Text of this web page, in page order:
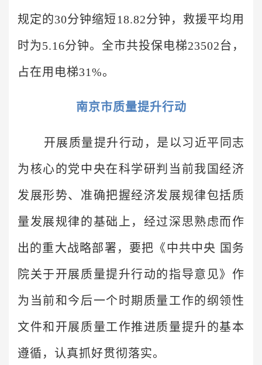
规定的30分钟缩短18.82分钟，救援平均用
时为5.16分钟。全市共投保电梯23502台，
占在用电梯31%。
南京市质量提升行动
开展质量提升行动，是以习近平同志
为核心的党中央在科学研判当前我国经济
发展形势、准确把握经济发展规律包括质
量发展规律的基础上，经过深思熟虑而作
出的重大战略部署，要把《中共中央 国务
院关于开展质量提升行动的指导意见》作
为当前和今后一个时期质量工作的纲领性
文件和开展质量工作推进质量提升的基本
遵循，认真抓好贯彻落实。